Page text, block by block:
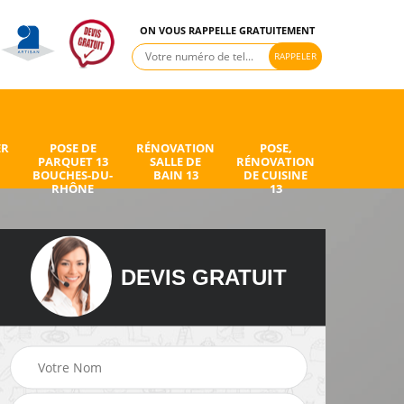
ON VOUS RAPPELLE GRATUITEMENT
POSE DE
PARQUET 13
BOUCHES-DU-
RHÔNE
RÉNOVATION
SALLE DE
BAIN 13
POSE,
RÉNOVATION
DE CUISINE
13
Electricien 13
DEVIS GRATUIT